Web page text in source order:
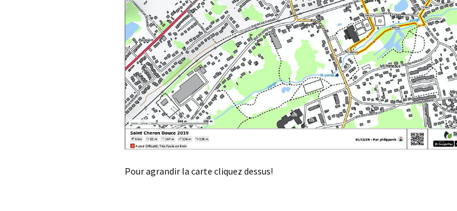
Pour agrandir la carte cliquez dessus!